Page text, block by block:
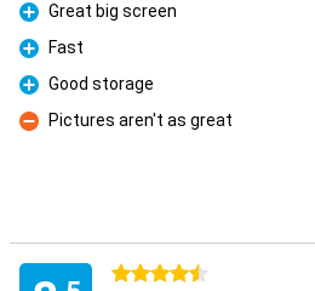
Pro
Great big screen
Pro
Fast
Pro
Good storage
Con
Pictures aren't as great
4.5 stars